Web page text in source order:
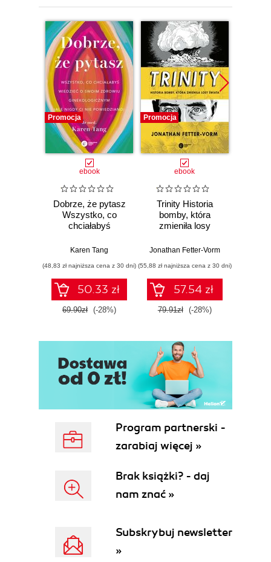
Promocja
ebook
Dobrze, że pytasz
Wszystko, co
chciałabyś
zdrowiu
(ale nigdy Ci nie
powiedziano)
Karen Tang
(48,83 zł najniższa cena z 30 dni)
50.33 zł
69.90zł (-28%)
Promocja
ebook
Trinity Historia
bomby, która
zmieniła losy
Jonathan Fetter-Vorm
(55,88 zł najniższa cena z 30 dni)
57.54 zł
79.91zł (-28%)
Program partnerski -
zarabiaj więcej »
Brak książki? - daj
nam znać »
Subskrybuj newsletter
»